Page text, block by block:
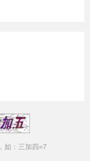
如：三加四=7